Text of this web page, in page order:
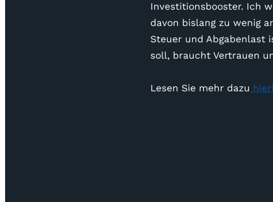
Investitionsbooster. Ich
davon bislang zu wenig
Steuer und Abgabenlast
soll, braucht Vertrauen
Lesen Sie mehr dazu hier!